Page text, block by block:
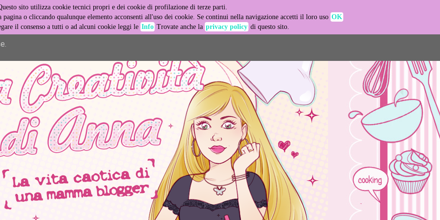
sito utilizza cookie tecnici propri e dei cookie di profilazione di terze parti.
pagina o cliccando qualunque elemento acconsenti all'uso dei cookie. Se continui nella navigazione accetti il loro uso OK
il consenso a tutti o ad alcuni cookie leggi le Info Trovate anche la privacy policy di questo sito.
its services and to analyze traffic. Your IP address and user-agent
and security metrics to ensure quality of service, generate usage
LEARN MORE